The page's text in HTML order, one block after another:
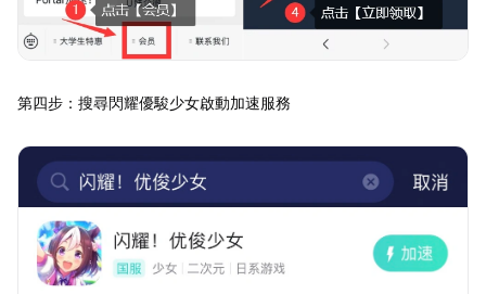
第四步：搜尋閃耀優駿少女啟動加速服務